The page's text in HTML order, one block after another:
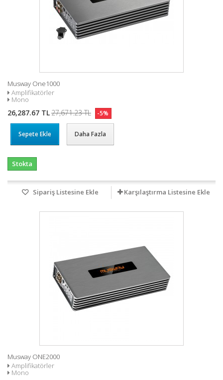
Musway One1000
Amplifikatörler
Mono
26,287.67 TL27,671.23 TL -5%
Sepete Ekle Daha Fazla
Stokta
Sipariş Listesine Ekle Karşılaştırma Listesine Ekle
Musway ONE2000
Amplifikatörler
Mono